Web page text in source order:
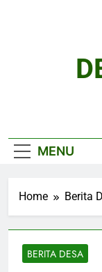
MENU
Home Berita
BERITA DESA